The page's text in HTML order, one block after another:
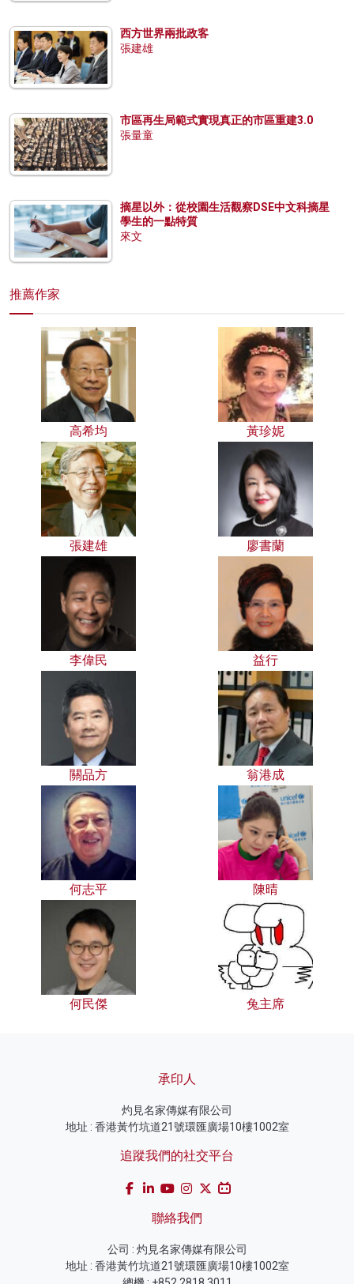
西方世界兩批政客
張建雄
市區再生局範式實現真正的市區重建3.0
張量童
摘星以外：從校園生活觀察DSE中文科摘星
學生的一點特質
來文
推薦作家
高希均 黃珍妮
張建雄 廖書蘭
李偉民 益行
關品方 翁港成
何志平 陳晴
何民傑 兔主席
承印人
灼見名家傳媒有限公司
地址 : 香港黃竹坑道21號環匯廣場10樓1002室
追蹤我們的社交平台
聯絡我們
公司 : 灼見名家傳媒有限公司
地址 : 香港黃竹坑道21號環匯廣場10樓1002室